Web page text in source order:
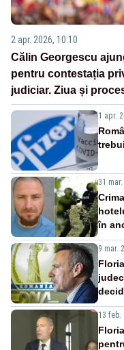
2 apr. 2026, 10:10
Călin Georgescu
pentru contestația
judiciar. Ziua și
Sistemului
1 apr.
31
în
9 mar.
13 feb.